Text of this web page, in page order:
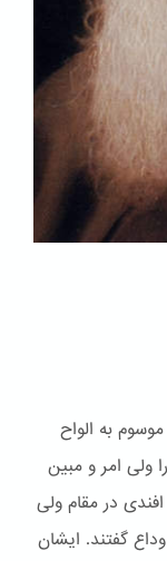
به الواح
ولی امر و مبین
در مقام ولی
خاک را وداع گفتند. ایشان